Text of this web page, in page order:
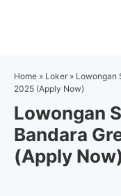
Home » Loker » Lowongan
2025 (Apply Now)
Lowongan
Bandara
(Apply